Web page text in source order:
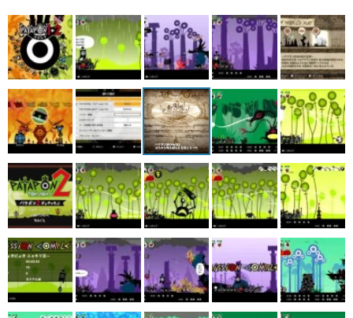
女性向け
アプリレビュー
その他
電ファミニコゲーマーとは？
運営：株式会社マレ